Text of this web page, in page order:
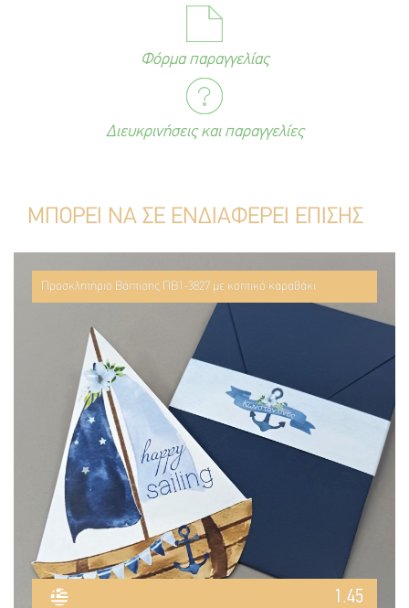
Φόρμα παραγγελίας
Διευκρινήσεις και παραγγελίες
ΜΠΟΡΕΙ ΝΑ ΣΕ ΕΝΔΙΑΦΕΡΕΙ ΕΠΙΣΗΣ
Προσκλητήριο Βάπτισης ΠΒ1-3827 με κοπτικό καραβάκι
1.45